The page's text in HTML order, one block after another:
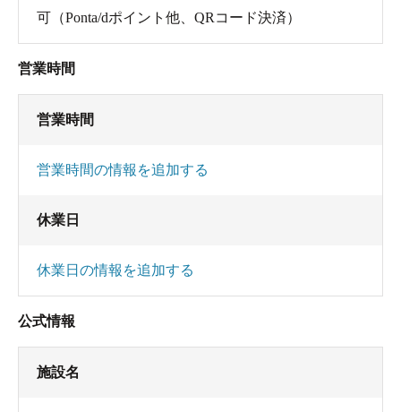
可（Ponta/dポイント他、QRコード決済）
営業時間
営業時間
営業時間の情報を追加する
休業日
休業日の情報を追加する
公式情報
施設名